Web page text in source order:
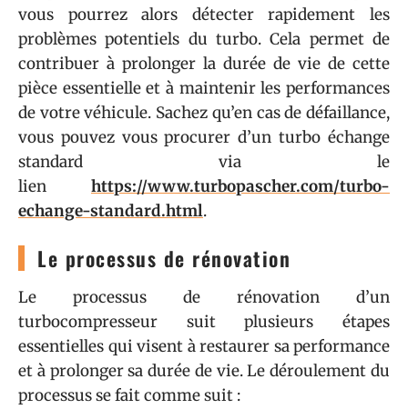
vous pourrez alors détecter rapidement les
problèmes potentiels du turbo. Cela permet de
contribuer à prolonger la durée de vie de cette
pièce essentielle et à maintenir les performances
de votre véhicule. Sachez qu’en cas de défaillance,
vous pouvez vous procurer d’un turbo échange
standard via le
lien https://www.turbopascher.com/turbo-
echange-standard.html.
Le processus de rénovation
Le processus de rénovation d’un
turbocompresseur suit plusieurs étapes
essentielles qui visent à restaurer sa performance
et à prolonger sa durée de vie. Le déroulement du
processus se fait comme suit :